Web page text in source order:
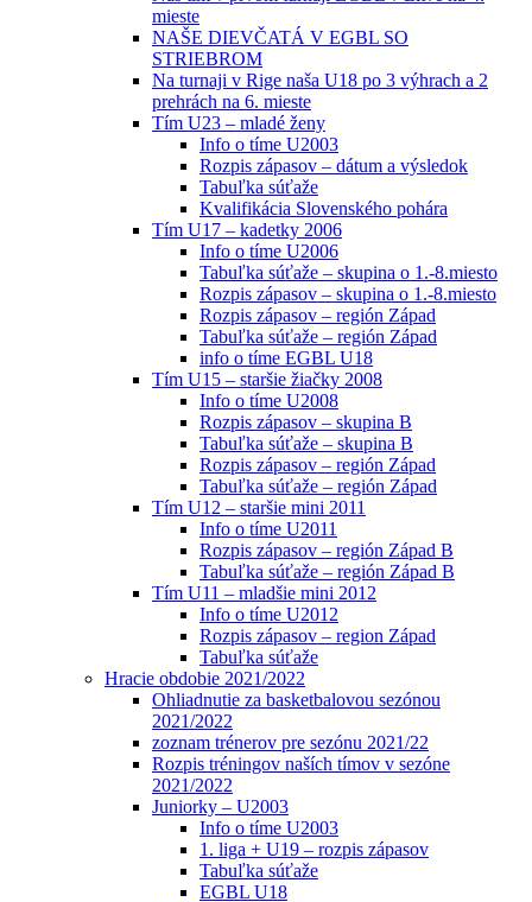
mieste
NAŠE DIEVČATÁ V EGBL SO
STRIEBROM
Na turnaji v Rige naša U18 po 3 výhrach a 2
prehrách na 6. mieste
Tím U23 – mladé ženy
Info o tíme U2003
Rozpis zápasov – dátum a výsledok
Tabuľka súťaže
Kvalifikácia Slovenského pohára
Tím U17 – kadetky 2006
Info o tíme U2006
Tabuľka súťaže – skupina o 1.-8.miesto
Rozpis zápasov – skupina o 1.-8.miesto
Rozpis zápasov – región Západ
Tabuľka súťaže – región Západ
info o tíme EGBL U18
Tím U15 – staršie žiačky 2008
Info o tíme U2008
Rozpis zápasov – skupina B
Tabuľka súťaže – skupina B
Rozpis zápasov – región Západ
Tabuľka súťaže – región Západ
Tím U12 – staršie mini 2011
Info o tíme U2011
Rozpis zápasov – región Západ B
Tabuľka súťaže – región Západ B
Tím U11 – mladšie mini 2012
Info o tíme U2012
Rozpis zápasov – region Západ
Tabuľka súťaže
Hracie obdobie 2021/2022
Ohliadnutie za basketbalovou sezónou
2021/2022
zoznam trénerov pre sezónu 2021/22
Rozpis tréningov naších tímov v sezóne
2021/2022
Juniorky – U2003
Info o tíme U2003
1. liga + U19 – rozpis zápasov
Tabuľka súťaže
EGBL U18